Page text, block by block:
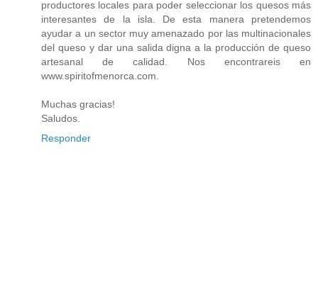
productores locales para poder seleccionar los quesos más
interesantes de la isla. De esta manera pretendemos
ayudar a un sector muy amenazado por las multinacionales
del queso y dar una salida digna a la producción de queso
artesanal de calidad. Nos encontrareis en
www.spiritofmenorca.com.
Muchas gracias!
Saludos.
Responder